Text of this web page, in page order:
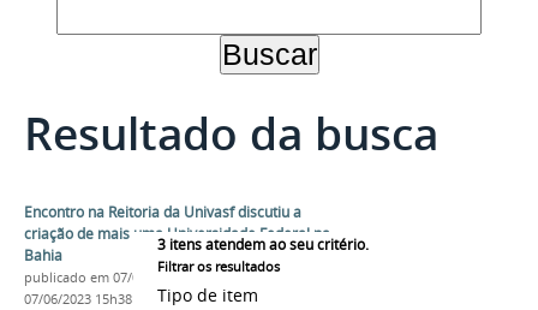
Resultado da busca
3 itens atendem ao seu critério.
Filtrar os resultados
Tipo de item
Encontro na Reitoria da Univasf discutiu a
criação de mais uma Universidade Federal na
Bahia
publicado em 07/06/2023—última modificação
07/06/2023 15h38